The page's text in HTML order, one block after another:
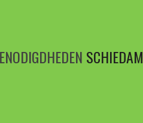
SCHIEDAM